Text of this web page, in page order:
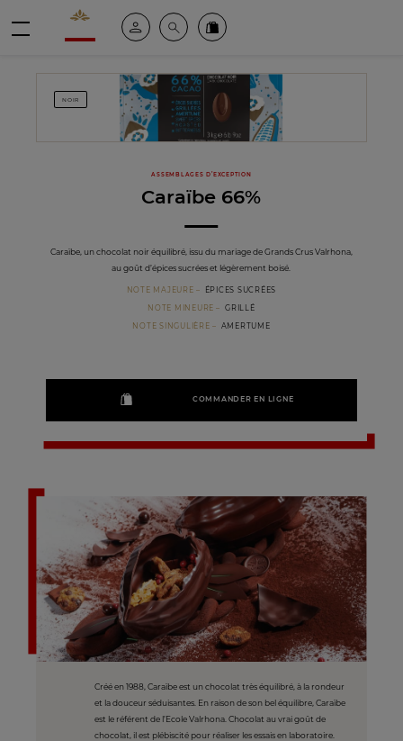
Valrhona - Imaginons le meilleur du chocolat
Espace clientRechercheCommandez en ligne
NOIR
ASSEMBLAGES D’EXCEPTION
Caraïbe 66%
Caraïbe, un chocolat noir équilibré, issu du mariage de Grands Crus Valrhona,
au goût d’épices sucrées et légèrement boisé.
NOTE MAJEURE ÉPICES SUCRÉES
NOTE MINEURE GRILLÉ
NOTE SINGULIÈRE AMERTUME
COMMANDER EN LIGNE
Créé en 1988, Caraïbe est un chocolat très équilibré, à la rondeur
et la douceur séduisantes. En raison de son bel équilibre, Caraïbe
est le référent de l’Ecole Valrhona. Chocolat au vrai goût de
chocolat, il est plébiscité pour réaliser les essais en laboratoire.